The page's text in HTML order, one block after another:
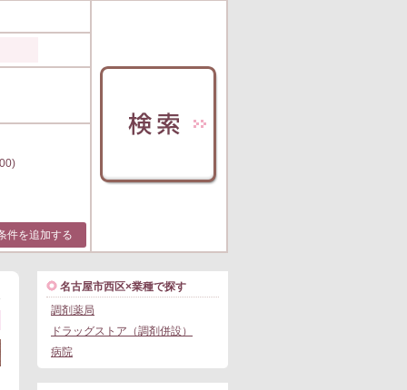
件を追加する
名古屋市西区×業種で探す
調剤薬局
ドラッグストア（調剤併設）
病院